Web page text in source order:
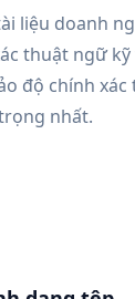
liệu doanh
thuật ngữ
độ chính xác
nhất.